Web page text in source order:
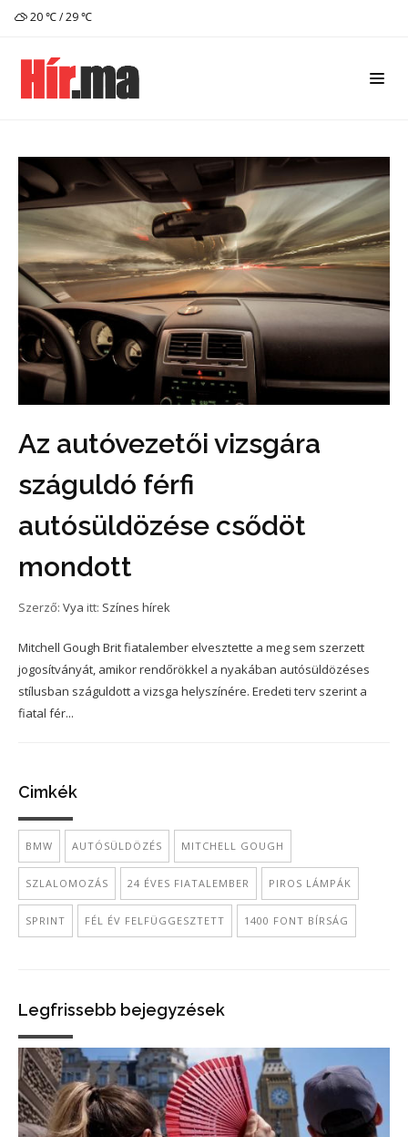
20 ℃ / 29 ℃
Az autóvezetői vizsgára
száguldó férfi
autósüldözése csődöt
mondott
Szerző: Vya itt: Színes hírek
Mitchell Gough Brit fiatalember elvesztette a meg sem szerzett
jogosítványát, amikor rendőrökkel a nyakában autósüldözéses
stílusban száguldott a vizsga helyszínére. Eredeti terv szerint a
fiatal fér...
Cimkék
BMW AUTÓSÜLDÖZÉS MITCHELL GOUGH
SZLALOMOZÁS 24 ÉVES FIATALEMBER PIROS LÁMPÁK
SPRINT FÉL ÉV FELFÜGGESZTETT 1400 FONT BÍRSÁG
Legfrissebb bejegyzések